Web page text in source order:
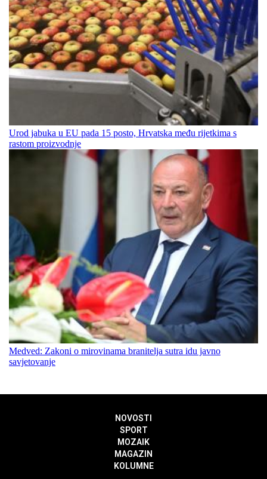
Urod jabuka u EU pada 15 posto, Hrvatska među rijetkima s
rastom proizvodnje
Medved: Zakoni o mirovinama branitelja sutra idu javno
savjetovanje
NOVOSTI
SPORT
MOZAIK
MAGAZIN
KOLUMNE